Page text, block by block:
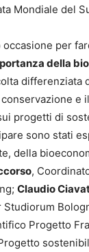
Mondiale del
per
della
differenziata
e
progetti di
sono stati
della
,
Claudio
Studiorum
Progetto